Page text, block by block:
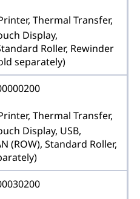
Thermal Transfer,
Display,
Roller, Rewinder
separately)
Thermal Transfer,
Display, USB,
(ROW), Standard Roller,